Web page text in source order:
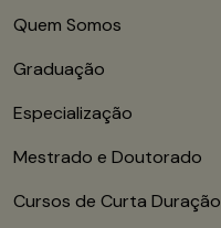
Quem Somos
Graduação
Especialização
Mestrado e Doutorado
Cursos de Curta Duração